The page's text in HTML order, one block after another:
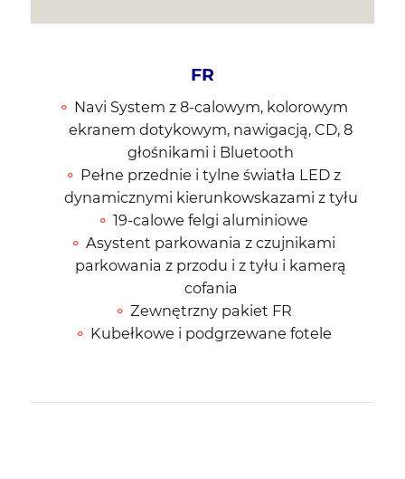
FR
Navi System z 8-calowym, kolorowym
ekranem dotykowym, nawigacją, CD, 8
głośnikami i Bluetooth
Pełne przednie i tylne światła LED z
dynamicznymi kierunkowskazami z tyłu
19-calowe felgi aluminiowe
Asystent parkowania z czujnikami
parkowania z przodu i z tyłu i kamerą
cofania
Zewnętrzny pakiet FR
Kubełkowe i podgrzewane fotele